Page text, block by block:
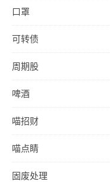
口罩
可转债
周期股
啤酒
喵招财
喵点睛
固废处理